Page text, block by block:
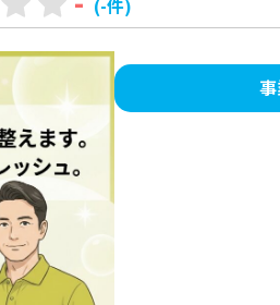
(-件)